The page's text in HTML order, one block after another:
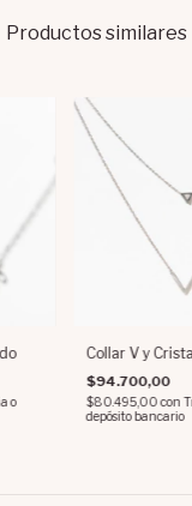
Productos similares
o
Collar V y
$94.700,00
$80.495,00con
depósito bancario